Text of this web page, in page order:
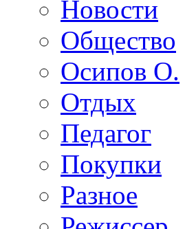
Новости
Общество
Осипов О.
Отдых
Педагог
Покупки
Разное